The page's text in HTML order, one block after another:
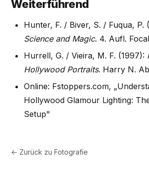
Weiterführend
Hunter, F. / Biver, S. / Fuqua, P.
Science and Magic. 4. Aufl.
Hurrell, G. / Vieira, M. F. (1997):
Hollywood Portraits. Harry N.
Online: Fstoppers.com,
Hollywood Glamour Lighting:
Setup"
← Zurück zuFotografie